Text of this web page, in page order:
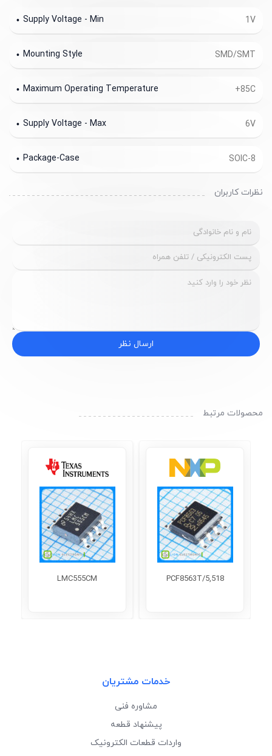
1V
Supply Voltage - Min
SMD/SMT
Mounting Style
+85C
Maximum Operating Temperature
6V
Supply Voltage - Max
SOIC-8
Package-Case
نظرات کاربران
ارسال نظر
محصولات مرتبط
PCF8563T/5,518
LMC555CM
خدمات مشتریان
مشاوره فنی
پیشنهاد قطعه
واردات قطعات الکترونیک